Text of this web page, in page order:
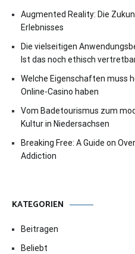
Augmented Reality: Die
Erlebnisses
Die vielseitigen
Ist das noch ethisch
Welche Eigenschaften muss
Online-Casino haben
Vom Badetourismus zum
Kultur in Niedersachsen
Breaking Free: A Guide on
Addiction
KATEGORIEN
Beitragen
Beliebt